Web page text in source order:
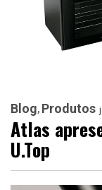
Blog Produtos
Atlas
U.Top